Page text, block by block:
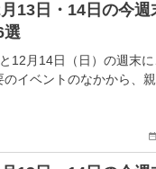
月13日・14日の今
選
12月14日（日）の週末
イベントのなかから、